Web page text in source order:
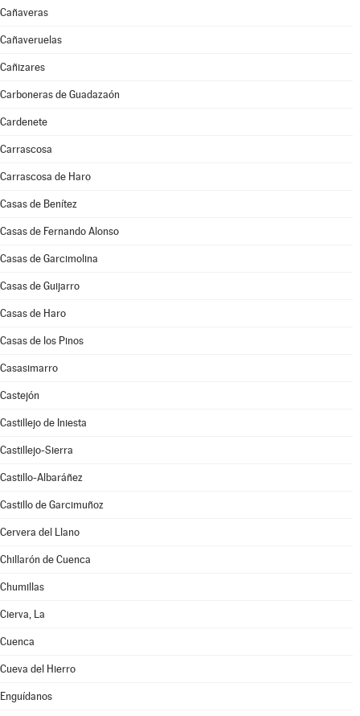
Cañaveras
Cañaveruelas
Cañizares
Carboneras de Guadazaón
Cardenete
Carrascosa
Carrascosa de Haro
Casas de Benítez
Casas de Fernando Alonso
Casas de Garcimolina
Casas de Guijarro
Casas de Haro
Casas de los Pinos
Casasimarro
Castejón
Castillejo de Iniesta
Castillejo-Sierra
Castillo-Albaráñez
Castillo de Garcimuñoz
Cervera del Llano
Chillarón de Cuenca
Chumillas
Cierva, La
Cuenca
Cueva del Hierro
Enguídanos